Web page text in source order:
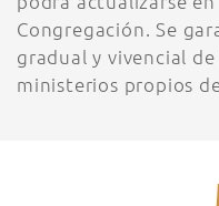
Congregación. Se
gradual y vivencial
ministerios propios